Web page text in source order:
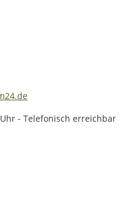
- Telefonisch erreichbar